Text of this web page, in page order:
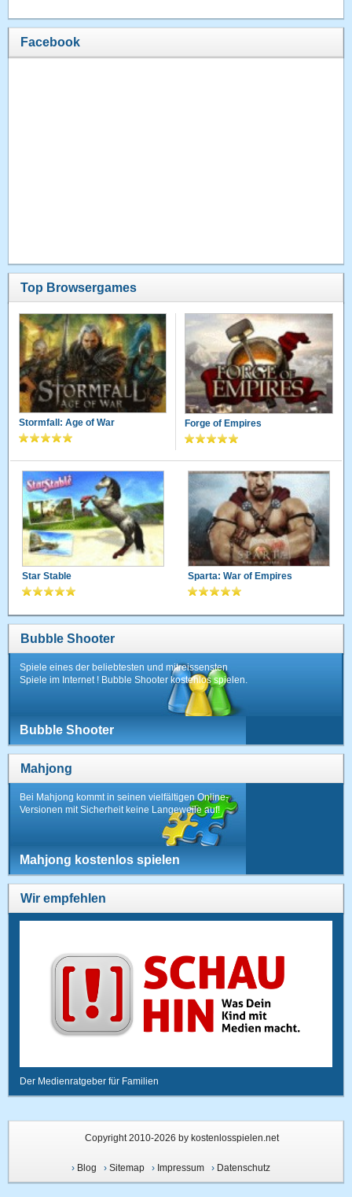
Facebook
Top Browsergames
Stormfall: Age of War Forge of Empires
Star Stable Sparta: War of Empires
Bubble Shooter
Spiele eines der beliebtesten und mitreissensten
Spiele im Internet ! Bubble Shooter kostenlos spielen.
Bubble Shooter
Mahjong
Bei Mahjong kommt in seinen vielfältigen Online-
Versionen mit Sicherheit keine Langeweile auf!
Mahjong kostenlos spielen
Wir empfehlen
Der Medienratgeber für Familien
Copyright 2010-2026 by kostenlosspielen.net
› Blog › Sitemap› Impressum› Datenschutz